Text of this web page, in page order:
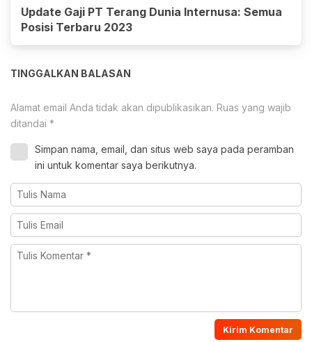
Update Gaji PT Terang Dunia Internusa: Semua
Posisi Terbaru 2023
TINGGALKAN BALASAN
Alamat email Anda tidak akan dipublikasikan. Ruas yang wajib
ditandai *
Simpan nama, email, dan situs web saya pada peramban
ini untuk komentar saya berikutnya.